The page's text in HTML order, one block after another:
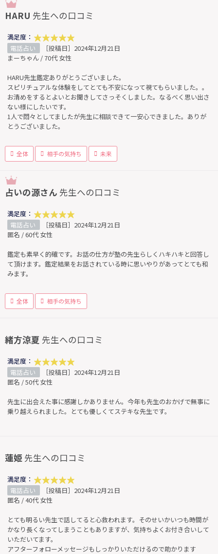
HARU 先生への口コミ
満足度：
電話占い
［投稿日］2024年12月21日
まーちゃん / 70代 女性
HARU先生鑑定ありがとうございました。
スピリチュアルな体験をしてとても不安になって視てもらいました。。
お清めをするとよいとお聞きしてさっそくしました。なるべく思い出さ
ない様にしたいです。
1人で悶々としてましたが先生に相談できて一安心できました。ありが
とうございました。
全体 相手の気持ち 未来
占いの源さん 先生への口コミ
満足度：
電話占い
［投稿日］2024年12月21日
匿名 / 60代 女性
鑑定も素早く的確です。お話の仕方が塾の先生らしくハキハキと回答し
て頂けます。鑑定結果をお話されている時に思いやりがあってとても和
みます。
全体 相手の気持ち
緒方涼夏 先生への口コミ
満足度：
電話占い
［投稿日］2024年12月21日
匿名 / 50代 女性
先生に出会えた事に感謝しかありません。今年も先生のおかげで無事に
乗り越えられました。とても優しくてステキな先生です。
蓮姫 先生への口コミ
満足度：
電話占い
［投稿日］2024年12月21日
匿名 / 40代 女性
とても明るい先生で話してると心救われます。そのせいかいつも時間が
かなり長くなってしまうこともありますが、気持ちよくお付き合いして
いただいてます。
アフターフォローメッセージもしっかりいただけるので助かります